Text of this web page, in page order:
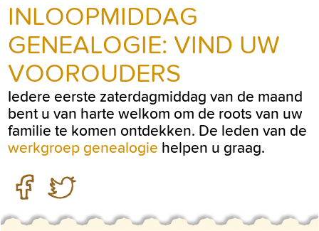
INLOOPMIDDAG
GENEALOGIE: VIND UW
VOOROUDERS
Iedere eerste zaterdagmiddag van de maand
bent u van harte welkom om de roots van uw
familie te komen ontdekken. De leden van de
werkgroep genealogie helpen u graag.